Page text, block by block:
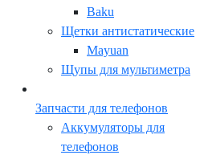
Baku
Щетки антистатические
Mayuan
Щупы для мультиметра
Запчасти для телефонов
Аккумуляторы для
телефонов